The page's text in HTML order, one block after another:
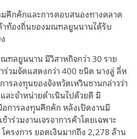
คึกคักและการตอบสนองทางตลาด
ท้องถิ่นของมณฑลยูนนานได้รับ
ฑลยูนนาน มีวิสาหกิจกว่า 30 ราย
วมจัดแสดงกว่า 400 ชนิด นางลู่ ลี่ห
รลงทุนของจังหวัดเหวินซานกล่าวว่า
ละจำหน่ายดำเนินไปด้วยดี มี
การลงทุนคึกคัก หลังเปิดงานมี
าร่วมงานเจรจาการค้าโดยเฉพาะ
ครงการ ยอดเงินมากถึง 2,278 ล้าน